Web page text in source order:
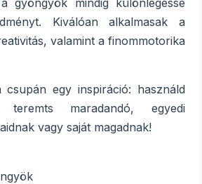
gyöngyök mindig különlegessé
Kiválóan alkalmasak a
valamint a finommotorika
csupán egy inspiráció: használd
teremts maradandó, egyedi
vagy saját magadnak!